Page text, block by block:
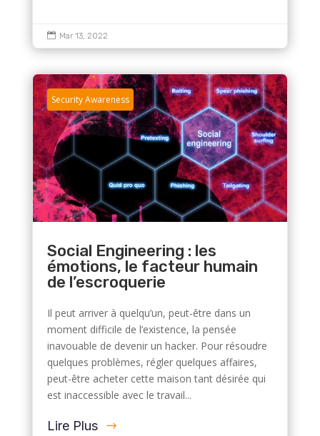
 Mar 13, 2022
Security Awareness
Social Engineering : les
émotions, le facteur humain
de l’escroquerie
Il peut arriver à quelqu’un, peut-être dans un
moment difficile de l’existence, la pensée
inavouable de devenir un hacker. Pour résoudre
quelques problèmes, régler quelques affaires,
peut-être acheter cette maison tant désirée qui
est inaccessible avec le travail...
Lire Plus